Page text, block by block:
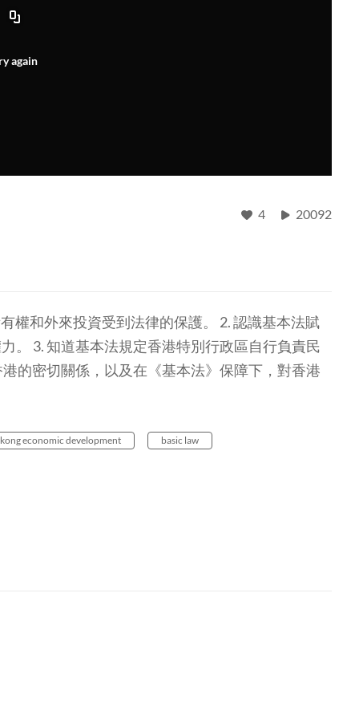
again
4 20092
權和外來投資受到法律的保護。 2. 認識基本法賦
。 3. 知道基本法規定香港特別行政區自行負責民
的密切關係，以及在《基本法》保障下，對香港
economic development basic law